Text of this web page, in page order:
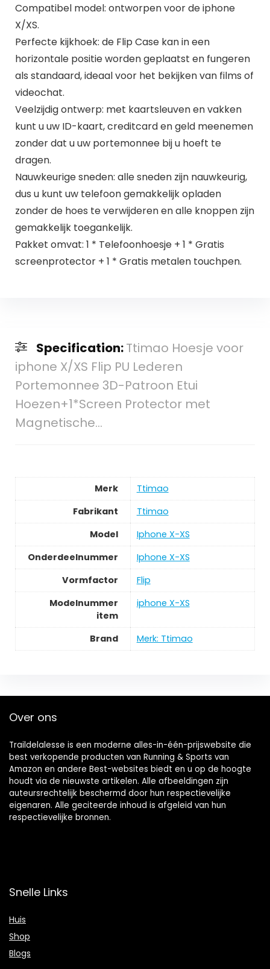
Compatibel model: ontworpen voor de iphone
X/XS.
Perfecte kijkhoek: de Flip Case kan in een
horizontale positie worden geplaatst en fungeren
als standaard, ideaal voor het bekijken van films of
videochat.
Veelzijdig ontwerp: met kaartsleuven en vakken
kunt u uw ID-kaart, creditcard en geld meenemen
zonder dat u uw portemonnee bij u hoeft te
dragen.
Nauwkeurige sneden: alle sneden zijn nauwkeurig,
dus u kunt uw telefoon gemakkelijk opladen
zonder de hoes te verwijderen en alle knoppen zijn
gemakkelijk toegankelijk.
Pakket omvat: 1 * Telefoonhoesje + 1 * Gratis
screenprotector + 1 * Gratis metalen touchpen.
Specification:Ttimao Hoesje voor
iphone X/XS Flip PU Lederen
Portemonnee 3D-Patroon Etui
Hoezen+1*Screen Protector met
Magnetische…
Merk
Ttimao
Fabrikant
Ttimao
Model
Iphone X-XS
Onderdeelnummer
Iphone X-XS
Vormfactor
Flip
Modelnummer
item
iphone X-XS
Brand Merk: Ttimao
Over ons
Traildelalesse is een moderne alles-in-één-prijswebsite die
best verkopende producten van Running & Sports van
Amazon en andere Best-websites biedt en u op de hoogte
houdt via de nieuwste artikelen. Alle afbeeldingen zijn
auteursrechtelijk beschermd door hun respectievelijke
eigenaren. Alle geciteerde inhoud is afgeleid van hun
respectievelijke bronnen.
Snelle Links
Huis
Shop
Blogs